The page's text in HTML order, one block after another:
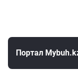
Портал